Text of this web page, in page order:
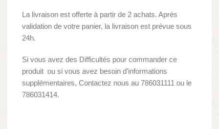
La livraison est offerte à partir de 2 achats. Aprés
validation de votre panier, la livraison est prévue sous
24h.
Si vous avez des Difficultés pour commander ce
produit ou si vous avez besoin d'informations
supplémentaires, Contactez nous au 786031111 ou le
786031414.